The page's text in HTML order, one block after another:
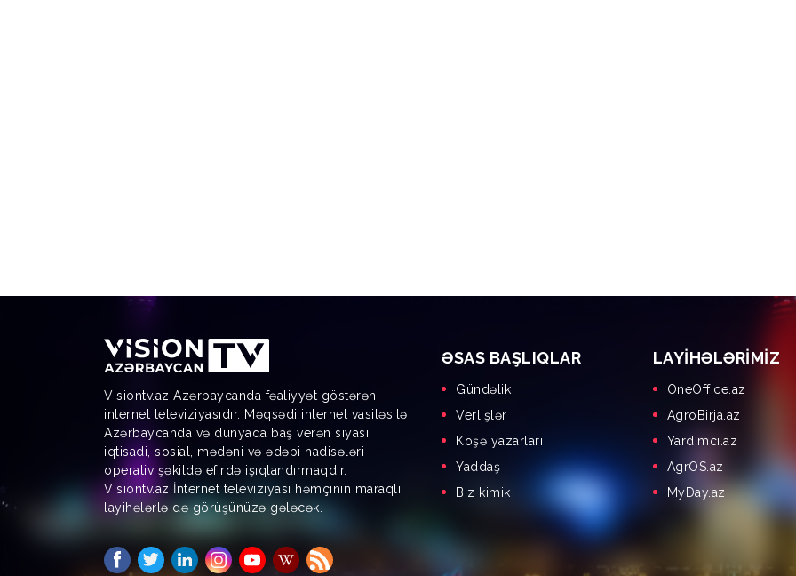
Visiontv.az Azərbaycanda fəaliyyət göstərən
internet televiziyasıdır. Məqsədi internet vasitəsilə
Azərbaycanda və dünyada baş verən siyasi,
iqtisadi, sosial, mədəni və ədəbi hadisələri
operativ şəkildə efirdə işıqlandırmaqdır.
Visiontv.az İnternet televiziyası həmçinin maraqlı
layihələrlə də görüşünüzə gələcək.
ƏSAS BAŞLIQLAR
Gündəlik
Verlişlər
Köşə yazarları
Yaddaş
Biz kimik
LAYIHƏLƏRIMIZ
OneOffice.az
AgroBirja.az
Yardimci.az
AgrOS.az
MyDay.az